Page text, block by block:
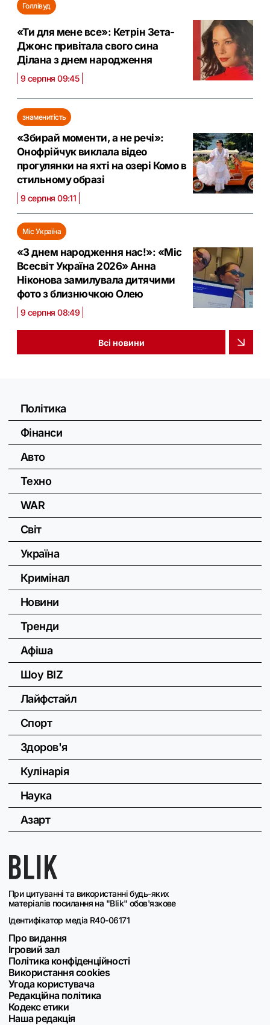
Голлівуд
«Ти для мене все»: Кетрін Зета-
Джонс привітала свого сина
Ділана з днем народження
9 серпня 09:45
знаменитість
«Збирай моменти, а не речі»:
Онофрійчук виклала відео
прогулянки на яхті на озері Комо в
стильному образі
9 серпня 09:11
Міс Україна
«З днем народження нас!»: «Міс
Всесвіт Україна 2026» Анна
Ніконова замилувала дитячими
фото з близнючкою Олею
9 серпня 08:49
Всі новини
При цитуванні та використанні будь-яких
матеріалів посилання на "Blik" обов'язкове
Ідентифікатор медіа R40-06171
Про видання
Ігровий зал
Політика конфіденційності
Використання cookies
Угода користувача
Редакційна політика
Кодекс етики
Наша редакція
Політика
Фінанси
Авто
Техно
WAR
Світ
Україна
Кримінал
Новини
Тренди
Афіша
Шоу BIZ
Лайфстайл
Спорт
Здоров'я
Кулінарія
Наука
Азарт